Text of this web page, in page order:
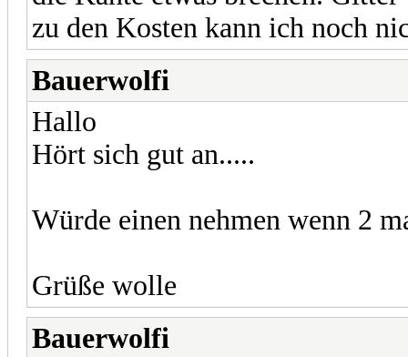
zu den Kosten kann ich noch
Bauerwolfi
Hallo
Hört sich gut an.....
Würde einen nehmen wenn 2
Grüße wolle
Bauerwolfi